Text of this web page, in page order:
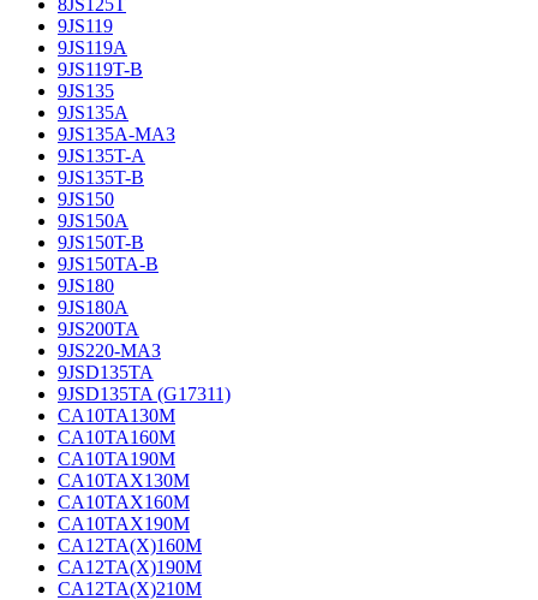
8JS125T
9JS119
9JS119A
9JS119T-B
9JS135
9JS135A
9JS135A-МАЗ
9JS135T-A
9JS135T-B
9JS150
9JS150A
9JS150T-B
9JS150TA-B
9JS180
9JS180A
9JS200TA
9JS220-МАЗ
9JSD135TA
9JSD135TA (G17311)
CA10TA130M
CA10TA160M
CA10TA190M
CA10TAX130M
CA10TAX160M
CA10TAX190M
CA12TA(X)160M
CA12TA(X)190M
CA12TA(X)210M